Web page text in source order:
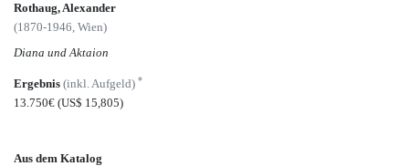
Rothaug, Alexander
(1870-1946, Wien)
Diana und Aktaion
Ergebnis (inkl. Aufgeld) *
13.750€ (US$ 15,805)
Aus dem Katalog